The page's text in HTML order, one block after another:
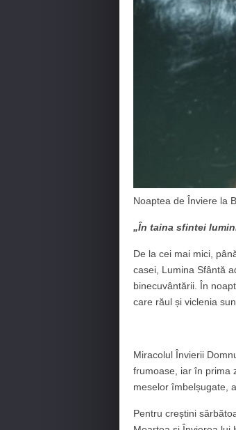
Noaptea de Înviere la
„În taina sfintei
De la cei mai mici,
casei, Lumina Sfântă
binecuvântării. În
care răul și viclenia
Miracolul Învierii
frumoase, iar în prima
meselor îmbelșugate,
Pentru creștini